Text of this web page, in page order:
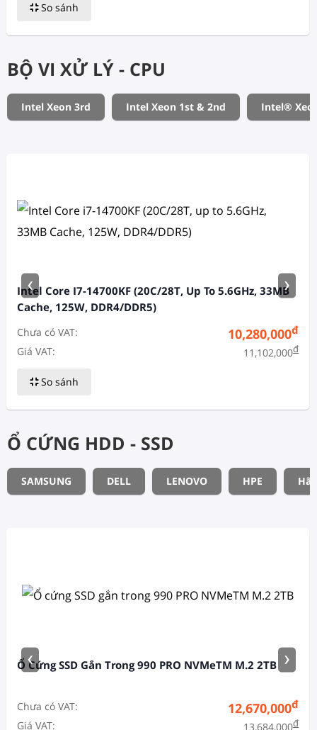
So sánh
BỘ VI XỬ LÝ - CPU
Intel Xeon 3rd Intel Xeon 1st & 2nd Intel®
Intel Core I7-14700KF (20C/28T, Up To 5.6GHz, 33MB
Cache, 125W, DDR4/DDR5)
Chưa có VAT: 10,280,000đ
Giá VAT: 11,102,000đ
So sánh
‹ ›
Ổ CỨNG HDD - SSD
SAMSUNG DELL LENOVO HPE
Ổ Cứng SSD Gắn Trong 990 PRO NVMeTM M.2 2TB
Chưa có VAT: 12,670,000đ
Giá VAT: 13,684,000đ
‹ ›